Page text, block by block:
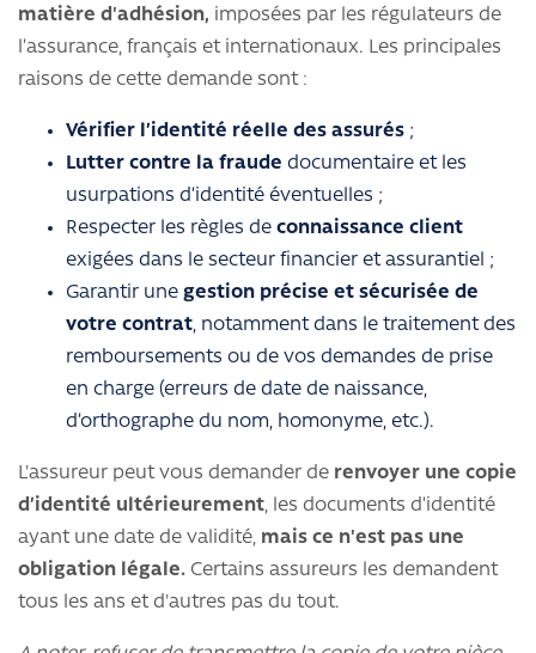
matière d'adhésion, imposées par les régulateurs de
l’assurance, français et internationaux. Les principales
raisons de cette demande sont :
Vérifier l’identité réelle des assurés ;
Lutter contre la fraude documentaire et les
usurpations d’identité éventuelles ;
Respecter les règles de connaissance client
exigées dans le secteur financier et assurantiel ;
Garantir une gestion précise et sécurisée de
votre contrat, notamment dans le traitement des
remboursements ou de vos demandes de prise
en charge (erreurs de date de naissance,
d’orthographe du nom, homonyme, etc.).
L'assureur peut vous demander de renvoyer une copie
d’identité ultérieurement, les documents d’identité
ayant une date de validité, mais ce n'est pas une
obligation légale. Certains assureurs les demandent
tous les ans et d'autres pas du tout.